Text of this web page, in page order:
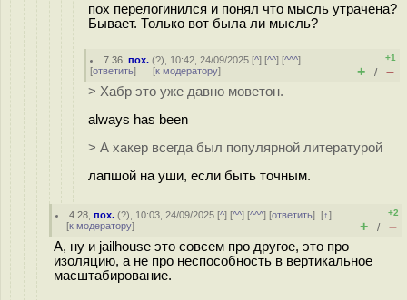
пох перелогинился и понял что мысль утрачена?
Бывает. Только вот была ли мысль?
7.36 ,пох. (?), 10:42, 24/09/2025 [^] [^^] [^^^]
[ответить] [к модератору]
+1
+ / –
> Хабр это уже давно моветон.
always has been
> А хакер всегда был популярной литературой
лапшой на уши, если быть точным.
4.28 ,пох. (?), 10:03, 24/09/2025 [^] [^^] [^^^] [ответить][↑]
[к модератору]
+2
+ / –
А, ну и jailhouse это совсем про другое, это про
изоляцию, а не про неспособность в вертикальное
масштабирование.